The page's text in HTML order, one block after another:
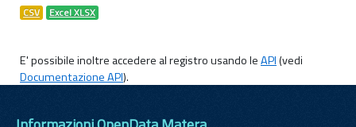
CSV Excel XLSX
E' possibile inoltre accedere al registro usando leAPI(vedi
Documentazione API).